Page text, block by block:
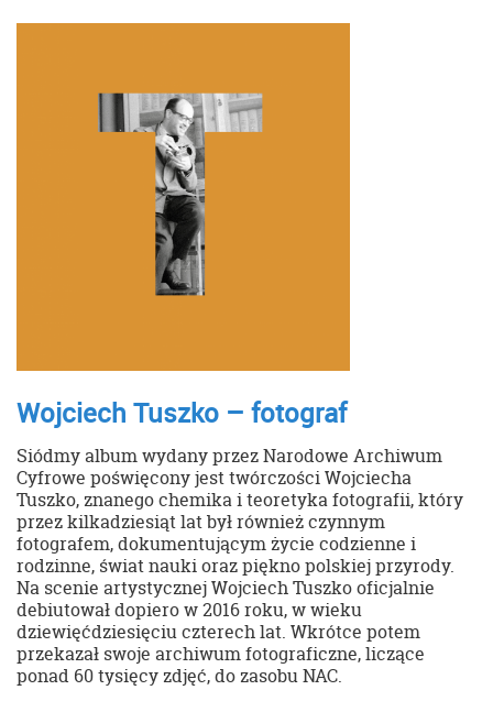
Wojciech Tuszko – fotograf
Siódmy album wydany przez Narodowe Archiwum
Cyfrowe poświęcony jest twórczości Wojciecha
Tuszko, znanego chemika i teoretyka fotografii, który
przez kilkadziesiąt lat był również czynnym
fotografem, dokumentującym życie codzienne i
rodzinne, świat nauki oraz piękno polskiej przyrody.
Na scenie artystycznej Wojciech Tuszko oficjalnie
debiutował dopiero w 2016 roku, w wieku
dziewięćdziesięciu czterech lat. Wkrótce potem
przekazał swoje archiwum fotograficzne, liczące
ponad 60 tysięcy zdjęć, do zasobu NAC.